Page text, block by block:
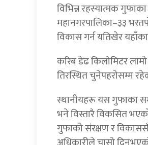
विभिन्न रहस्यात्मक
महानगरपालिका–३३
विकास गर्न यतिखेर
करिब डेढ किलोमिटर
तिरस्थित चुनेपहरोसम्म
स्थानीयहरू यस गुफाका
भने विस्तारै विकसित
गुफाको संरक्षण र विकाससँगै